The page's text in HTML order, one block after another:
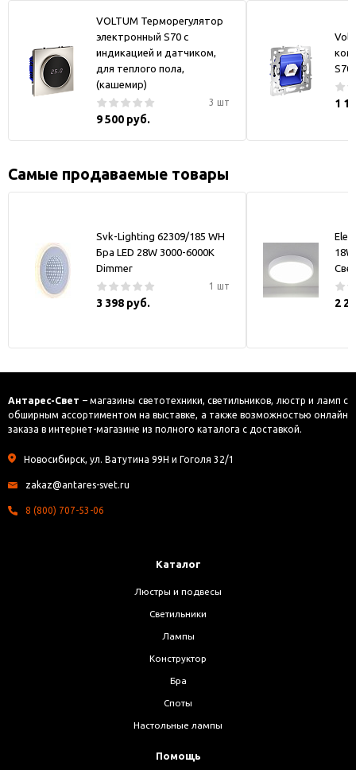
VOLTUM Терморегулятор
электронный S70 с
индикацией и датчиком,
для теплого пола,
(кашемир)
3 шт
9 500 руб.
S70
1
Самые продаваемые товары
Svk-Lighting 62309/185 WH
Бра LED 28W 3000-6000K
Dimmer
1 шт
3 398 руб. 2
Антарес-Свет – магазины светотехники, светильников, люстр и ламп с
обширным ассортиментом на выставке, а также возможностью онлайн
заказа в интернет-магазине из полного каталога с доставкой.
Новосибирск, ул. Ватутина 99Н и Гоголя 32/1
zakaz@antares-svet.ru
8 (800) 707-53-06
Каталог
Люстры и подвесы
Светильники
Лампы
Конструктор
Бра
Споты
Настольные лампы
Помощь